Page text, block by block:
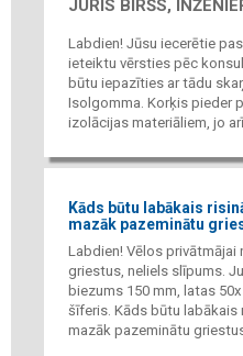
JURIS BIRŠS,
Labdien! Jūsu iecerētie
ieteiktu vērsties pēc
būtu iepazīties ar tādu
Isolgomma. Korķis pieder
izolācijas materiāliem, jo
Kāds būtu labākais
mazāk pazeminātu
Labdien! Vēlos
griestus, neliels slīpums.
biezums 150 mm, latas
šīferis. Kāds būtu labākais
mazāk pazeminātu